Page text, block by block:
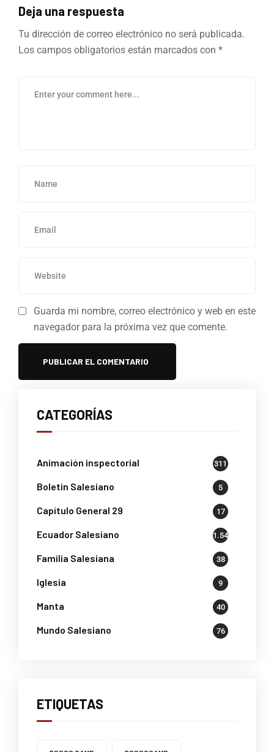
Deja una respuesta
Tu dirección de correo electrónico no será publicada.
Los campos obligatorios están marcados con *
Guarda mi nombre, correo electrónico y web en este
navegador para la próxima vez que comente.
CATEGORÍAS
Animación inspectorial 311
Boletin Salesiano 5
Capítulo General 29 17
Ecuador Salesiano 1.541
Familia Salesiana 38
Iglesia 9
Manta 40
Mundo Salesiano 76
ETIQUETAS